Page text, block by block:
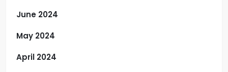
June 2024
May 2024
April 2024